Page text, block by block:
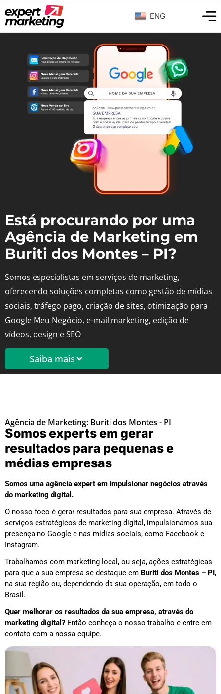
ENG
Está procurando por uma
Agência de Marketing em
Buriti dos Montes – PI?
Somos especialistas em serviços de marketing,
oferecendo soluções completas como gestão de mídias
sociais, tráfego pago, criação de sites, otimização para
Google Meu Negócio, e-mail marketing, edição de
vídeos, design e SEO
Saiba mais
Agência de Marketing: Buriti dos Montes - PI
Somos experts em gerar
resultados para pequenas e
médias empresas
Somos uma agência expert em impulsionar negócios através
do marketing digital.
O nosso foco é gerar resultados para sua empresa. Através de
serviços estratégicos de marketing digital, impulsionamos sua
presença no Google e nas mídias sociais, como Facebook e
Instagram.
Trabalhamos com marketing local, ou seja, ações estratégicas
para que a sua empresa se destaque em Buriti dos Montes – PI,
na sua região ou, dependendo da sua operação, em todo o
Brasil.
Quer melhorar os resultados da sua empresa, através do
marketing digital? Então conheça o nosso trabalho e entre em
contato com a nossa equipe.